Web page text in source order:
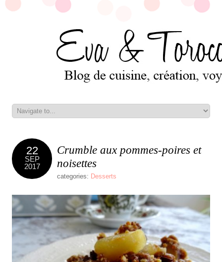
22
SEP
2017
Crumble aux pommes-poires et
noisettes
categories: Desserts